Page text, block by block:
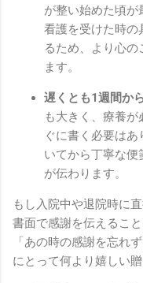
が整い始めた頃が
看護を受けた時の
るため、より心の
ます。
遅くとも1週間か
も大きく、療養
ぐに書く必要は
いてから丁寧な便
が伝わります。
もし入院中や退院時に
書面で感謝を伝えるこ
「あの時の感謝を忘れ
にとって何より嬉しい